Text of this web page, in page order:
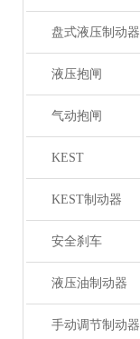
盘式液压制动器
液压抱闸
气动抱闸
KEST
KEST制动器
安全刹车
液压油制动器
手动调节制动器